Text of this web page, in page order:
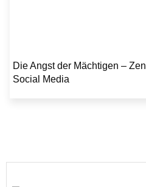
Die Angst der Mächtigen –
Social Media